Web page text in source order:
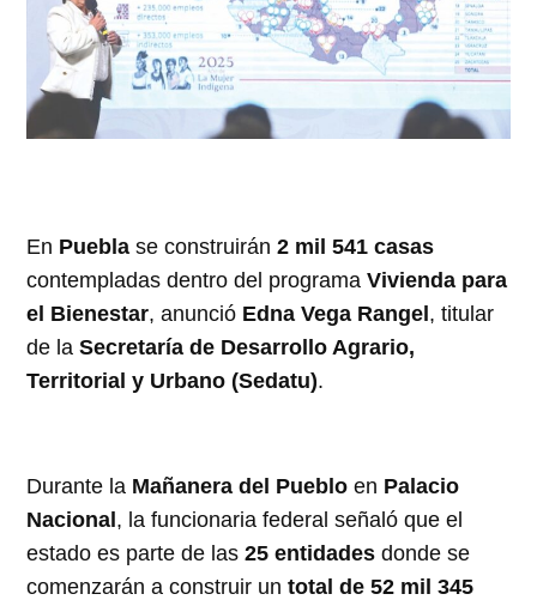
En Puebla se construirán2 mil 541 casas
contempladas dentro del programaVivienda para
el Bienestar, anunció Edna Vega Rangel, titular
de laSecretaría de Desarrollo Agrario,
Territorial y Urbano (Sedatu).
Durante la Mañanera del Pueblo en Palacio
Nacional, la funcionaria federal señaló que el
estado es parte de las25 entidades donde se
comenzarán a construir untotal de 52 mil 345